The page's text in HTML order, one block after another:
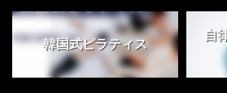
韓国式ピラティス
自